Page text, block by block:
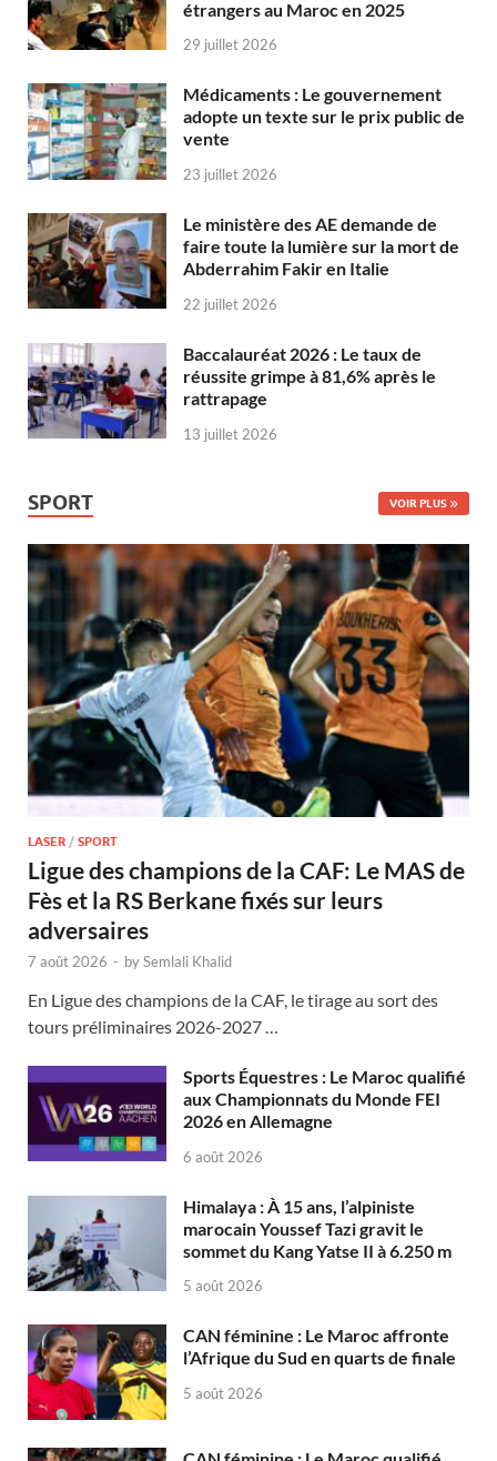
étrangers au Maroc en 2025
29 juillet 2026
Médicaments : Le gouvernement
adopte un texte sur le prix public de
vente
23 juillet 2026
Le ministère des AE demande de
faire toute la lumière sur la mort de
Abderrahim Fakir en Italie
22 juillet 2026
Baccalauréat 2026 : Le taux de
réussite grimpe à 81,6% après le
rattrapage
13 juillet 2026
SPORT VOIR PLUS
LASER / SPORT
Ligue des champions de la CAF: Le MAS de
Fès et la RS Berkane fixés sur leurs
adversaires
7 août 2026 - bySemlali Khalid
En Ligue des champions de la CAF, le tirage au sort des
tours préliminaires 2026-2027 …
Sports Équestres : Le Maroc qualifié
aux Championnats du Monde FEI
2026 en Allemagne
6 août 2026
Himalaya : À 15 ans, l’alpiniste
marocain Youssef Tazi gravit le
sommet du Kang Yatse II à 6.250 m
5 août 2026
CAN féminine : Le Maroc affronte
l’Afrique du Sud en quarts de finale
5 août 2026